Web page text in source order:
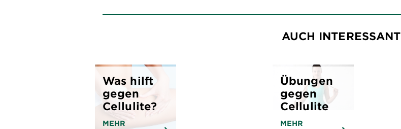
AUCH INTERESSANT
Was hilft
gegen
Cellulite?
MEHR
Übungen
gegen
Cellulite
MEHR